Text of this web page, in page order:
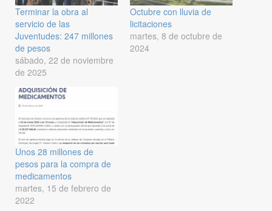
Terminar la obra al
servicio de las
Juventudes: 247 millones
de pesos
sábado, 22 de noviembre
de 2025
Octubre con lluvia de
licitaciones
martes, 8 de octubre de
2024
Unos 28 millones de
pesos para la compra de
medicamentos
martes, 15 de febrero de
2022